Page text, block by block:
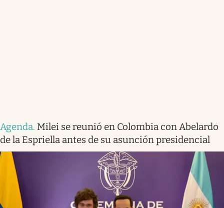
Agenda. Milei se reunió en Colombia con Abelardo
de la Espriella antes de su asunción presidencial